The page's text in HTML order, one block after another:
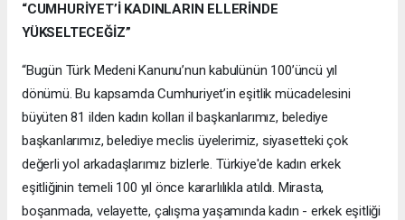
“CUMHURİYET’İ KADINLARIN ELLERİNDE
YÜKSELTECEĞİZ”
“Bugün Türk Medeni Kanunu’nun kabulünün 100’üncü yıl
dönümü. Bu kapsamda Cumhuriyet’in eşitlik mücadelesini
büyüten 81 ilden kadın kolları il başkanlarımız, belediye
başkanlarımız, belediye meclis üyelerimiz, siyasetteki çok
değerli yol arkadaşlarımız bizlerle. Türkiye'de kadın erkek
eşitliğinin temeli 100 yıl önce kararlılıkla atıldı. Mirasta,
boşanmada, velayette, çalışma yaşamında kadın - erkek eşitliği